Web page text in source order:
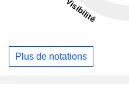
Plus de notations